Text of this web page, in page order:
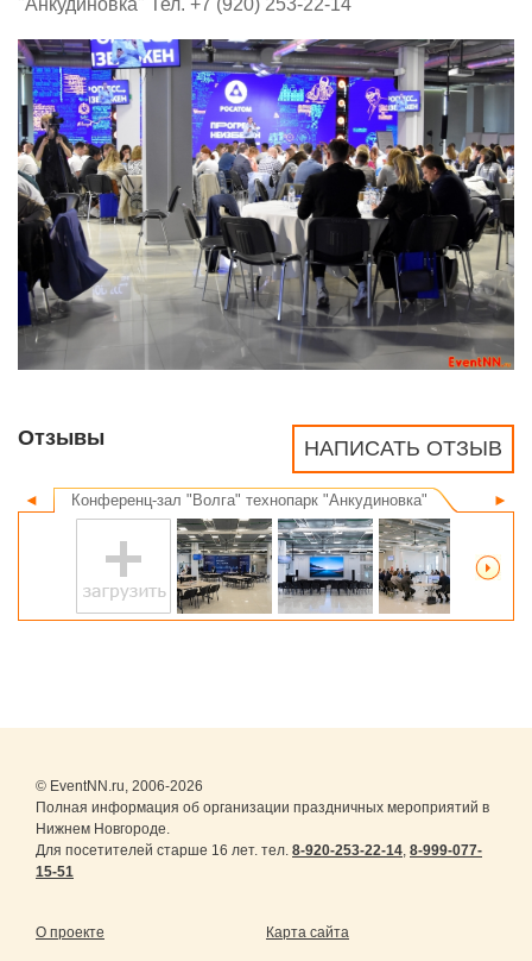
НАПИСАТЬ ОТЗЫВ
Отзывы
◄ ►
Конференц-зал "Волга" технопарк "Анкудиновка"
© EventNN.ru, 2006-2026
Полная информация об организации праздничных мероприятий в
Нижнем Новгороде.
Для посетителей старше 16 лет. тел. 8-920-253-22-14, 8-999-077-
15-51
О проекте Карта сайта